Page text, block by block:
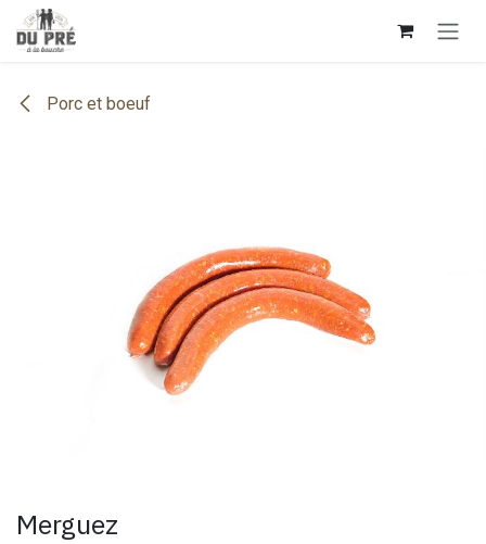
Se rendre au contenu
Porc et boeuf
Merguez